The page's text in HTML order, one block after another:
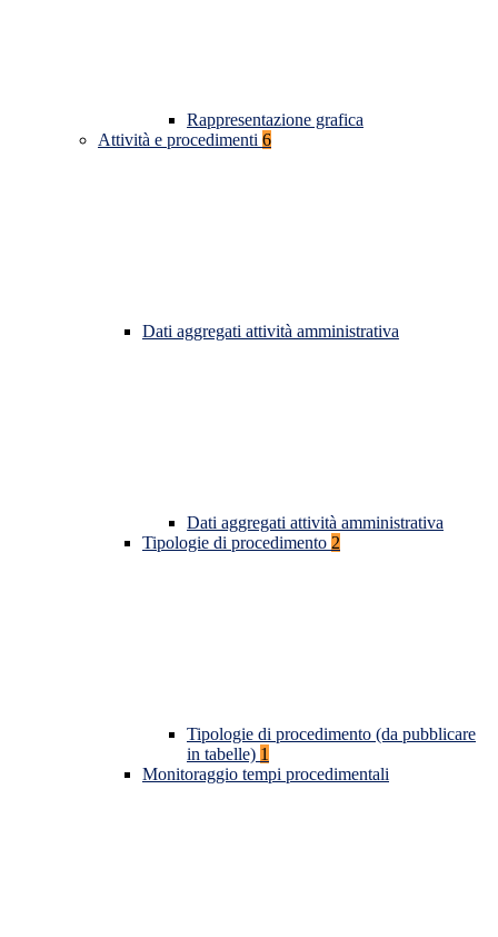
Rappresentazione grafica
Attività e procedimenti 6
Dati aggregati attività amministrativa
Dati aggregati attività amministrativa
Tipologie di procedimento 2
Tipologie di procedimento (da pubblicare
in tabelle) 1
Monitoraggio tempi procedimentali